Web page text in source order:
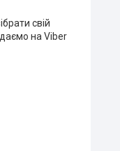
свій
на Viber